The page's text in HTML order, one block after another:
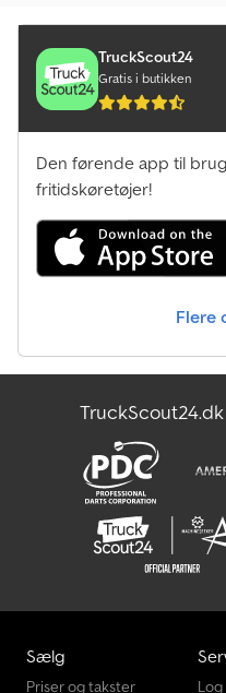
TruckScout24
Gratis i butikken
Den førende app til
fritidskøretøjer!
Flere
Sælg
Priser og takster